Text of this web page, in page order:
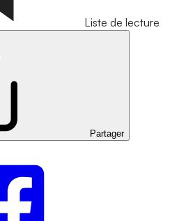
Liste de lecture
Partager